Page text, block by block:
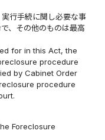
行手続に関し必要な事
、その他のものは最高
for in this Act, the
procedure
by Cabinet Order
procedure
Foreclosure